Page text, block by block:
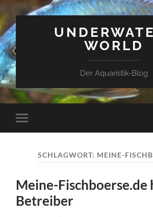
WORLD
Der Aquaristik-Blog
Mobile-
Menü
SCHLAGWORT: MEINE-
Meine-Fischboerse.de
Betreiber